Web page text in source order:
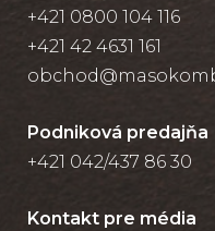
+421 0800 104 116
+421 42 4631 161
Podniková predajňa
+421 042/437 86 30
Kontakt pre média